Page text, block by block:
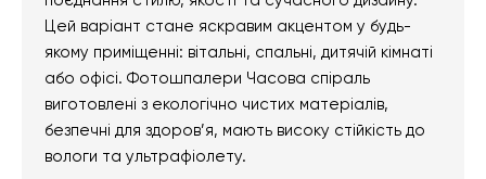
Цей варіант стане яскравим акцентом у будь-
якому приміщенні: вітальні, спальні, дитячій кімнаті
або офісі. Фотошпалери Часова спіраль
виготовлені з екологічно чистих матеріалів,
безпечні для здоров’я, мають високу стійкість до
вологи та ультрафіолету.